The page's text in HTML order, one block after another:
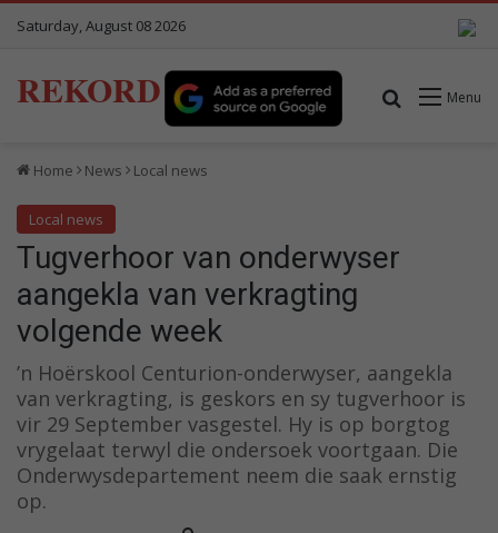
Saturday, August 08 2026
REKORD Menu
Search for
Home News Local news
Local news
Tugverhoor van onderwyser
aangekla van verkragting
volgende week
’n Hoërskool Centurion-onderwyser, aangekla
van verkragting, is geskors en sy tugverhoor is
vir 29 September vasgestel. Hy is op borgtog
vrygelaat terwyl die ondersoek voortgaan. Die
Onderwysdepartement neem die saak ernstig
op.